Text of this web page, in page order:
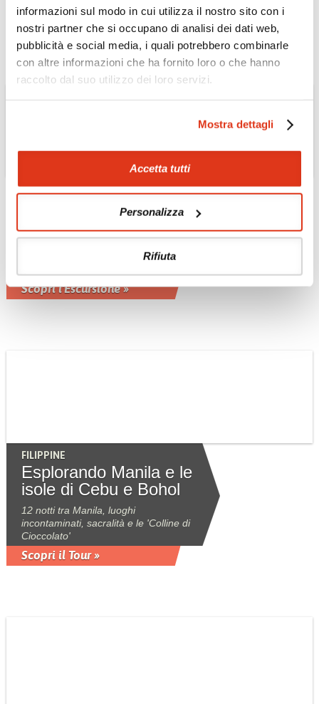
informazioni sul modo in cui utilizza il nostro sito con i
nostri partner che si occupano di analisi dei dati web,
pubblicità e social media, i quali potrebbero combinarle
con altre informazioni che ha fornito loro o che hanno
raccolto dal suo utilizzo dei loro servizi.
Mostra dettagli
Accetta tutti
Personalizza
Rifiuta
Scopri il Tour »
Eco turismo - safari
tour
Tour alla scoperta della parte più
Scopri l'Escursione »
FILIPPINE
Esplorando Manila e le
isole di Cebu e Bohol
12 notti tra Manila, luoghi
incontaminati, sacralità e le 'Colline di
Cioccolato'
Scopri il Tour »